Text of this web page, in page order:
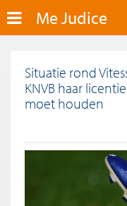
Me Judice
Situatie rond
KNVB haar
moet houden